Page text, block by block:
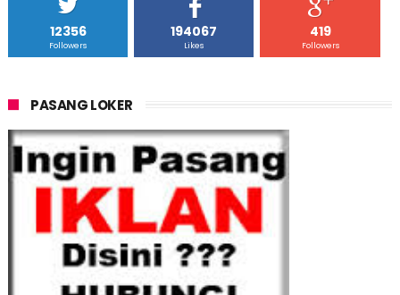
12356
Followers
194067
Likes
419
Followers
PASANG LOKER